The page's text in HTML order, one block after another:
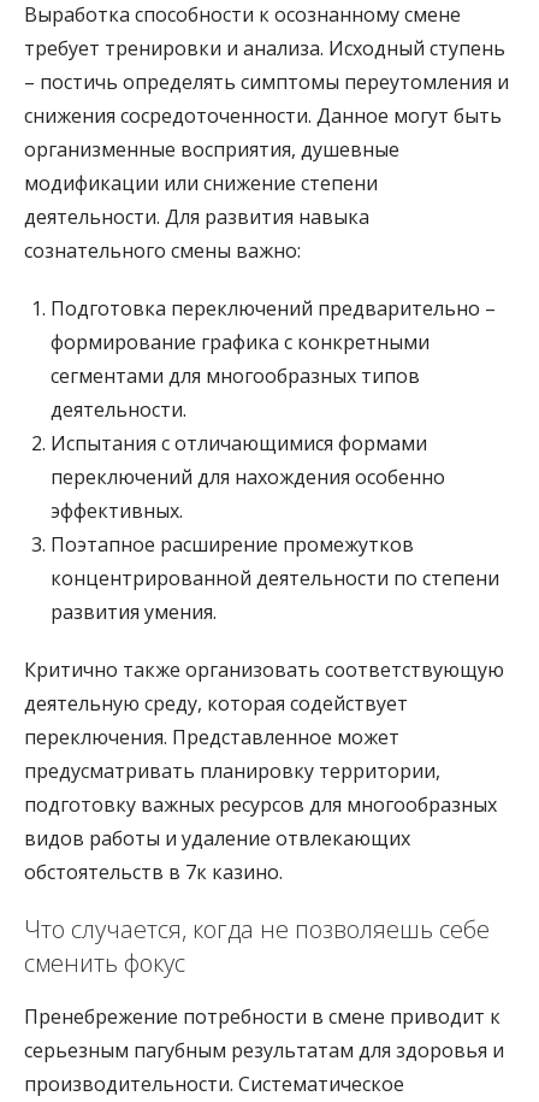
Выработка способности к осознанному смене
требует тренировки и анализа. Исходный ступень
– постичь определять симптомы переутомления и
снижения сосредоточенности. Данное могут быть
организменные восприятия, душевные
модификации или снижение степени
деятельности. Для развития навыка
сознательного смены важно:
Подготовка переключений предварительно –
формирование графика с конкретными
сегментами для многообразных типов
деятельности.
Испытания с отличающимися формами
переключений для нахождения особенно
эффективных.
Поэтапное расширение промежутков
концентрированной деятельности по степени
развития умения.
Критично также организовать соответствующую
деятельную среду, которая содействует
переключения. Представленное может
предусматривать планировку территории,
подготовку важных ресурсов для многообразных
видов работы и удаление отвлекающих
обстоятельств в 7к казино.
Что случается, когда не позволяешь себе
сменить фокус
Пренебрежение потребности в смене приводит к
серьезным пагубным результатам для здоровья и
производительности. Систематическое